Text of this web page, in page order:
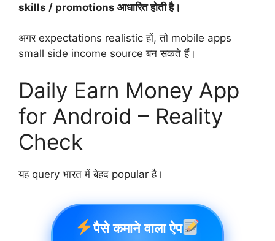
skills / promotions आधारित होती है।
अगर expectations realistic हों, तो mobile apps
small side income source बन सकते हैं।
Daily Earn Money App
for Android – Reality
Check
यह query भारत में बेहद popular है।
पैसे कमाने वाला ऐप